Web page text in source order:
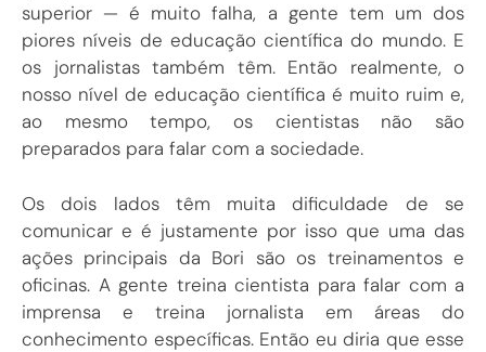
superior — é muito falha, a gente tem um dos
piores níveis de educação científica do mundo. E
os jornalistas também têm. Então realmente, o
nosso nível de educação científica é muito ruim e,
ao mesmo tempo, os cientistas não são
preparados para falar com a sociedade.
Os dois lados têm muita dificuldade de se
comunicar e é justamente por isso que uma das
ações principais da Bori são os treinamentos e
oficinas. A gente treina cientista para falar com a
imprensa e treina jornalista em áreas do
conhecimento específicas. Então eu diria que esse